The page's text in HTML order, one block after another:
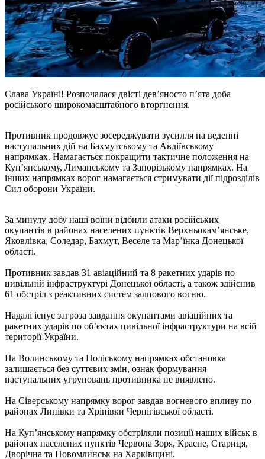
Слава Україні! Розпочалася двісті дев’яносто п’ята доба
російського широкомасштабного вторгнення.
Противник продовжує зосереджувати зусилля на веденні
наступальних дій на Бахмутському та Авдіївському
напрямках. Намагається покращити тактичне положення на
Куп’янському, Лиманському та Запорізькому напрямках. На
інших напрямках ворог намагається стримувати дії підрозділів
Сил оборони України.
За минулу добу наші воїни відбили атаки російських
окупантів в районах населених пунктів Верхньокам’янське,
Яковлівка, Соледар, Бахмут, Веселе та Мар’їнка Донецької
області.
Противник завдав 31 авіаційний та 8 ракетних ударів по
цивільній інфраструктурі Донецької області, а також здійснив
61 обстріл з реактивних систем залпового вогню.
Надалі існує загроза завдання окупантами авіаційних та
ракетних ударів по об’єктах цивільної інфраструктури на всій
території України.
На Волинському та Поліському напрямках обстановка
залишається без суттєвих змін, ознак формування
наступальних угруповань противника не виявлено.
На Сіверському напрямку ворог завдав вогневого впливу по
районах Липівки та Хрінівки Чернігівської області.
На Куп’янському напрямку обстріляли позиції наших військ в
районах населених пунктів Червона Зоря, Красне, Стариця,
Дворічна та Новомлинськ на Харківщині.